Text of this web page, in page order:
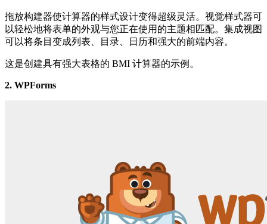
拖放构建器使计算器的样式设计变得超级灵活。视觉样式器可
以轻松地将表单的外观与您正在使用的主题相匹配。集成视图
可以将条目变成列表、目录、日历和强大的前端内容。
这是创建具有强大表格的 BMI 计算器的示例。
2. WPForms